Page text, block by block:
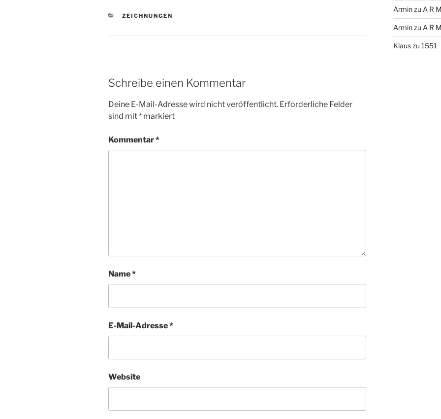
KATEGORIEN
ZEICHNUNGEN
Schreibe einen Kommentar
Deine E-Mail-Adresse wird nicht veröffentlicht. Erforderliche Felder
sind mit* markiert
Kommentar*
Name*
E-Mail-Adresse*
Website
Arminzu A R
Arminzu A R
Klauszu 1551